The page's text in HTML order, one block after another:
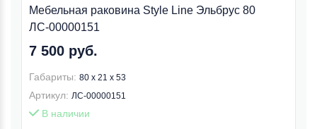
Мебельная раковина Style Line Эльбрус 80
ЛС-00000151
7 500 руб.
Габариты: 80 x 21 x 53
Артикул: ЛС-00000151
В наличии